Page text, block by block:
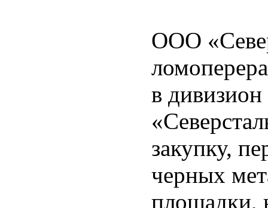
ООО
в дивизион
закупку,
черных
площадки,